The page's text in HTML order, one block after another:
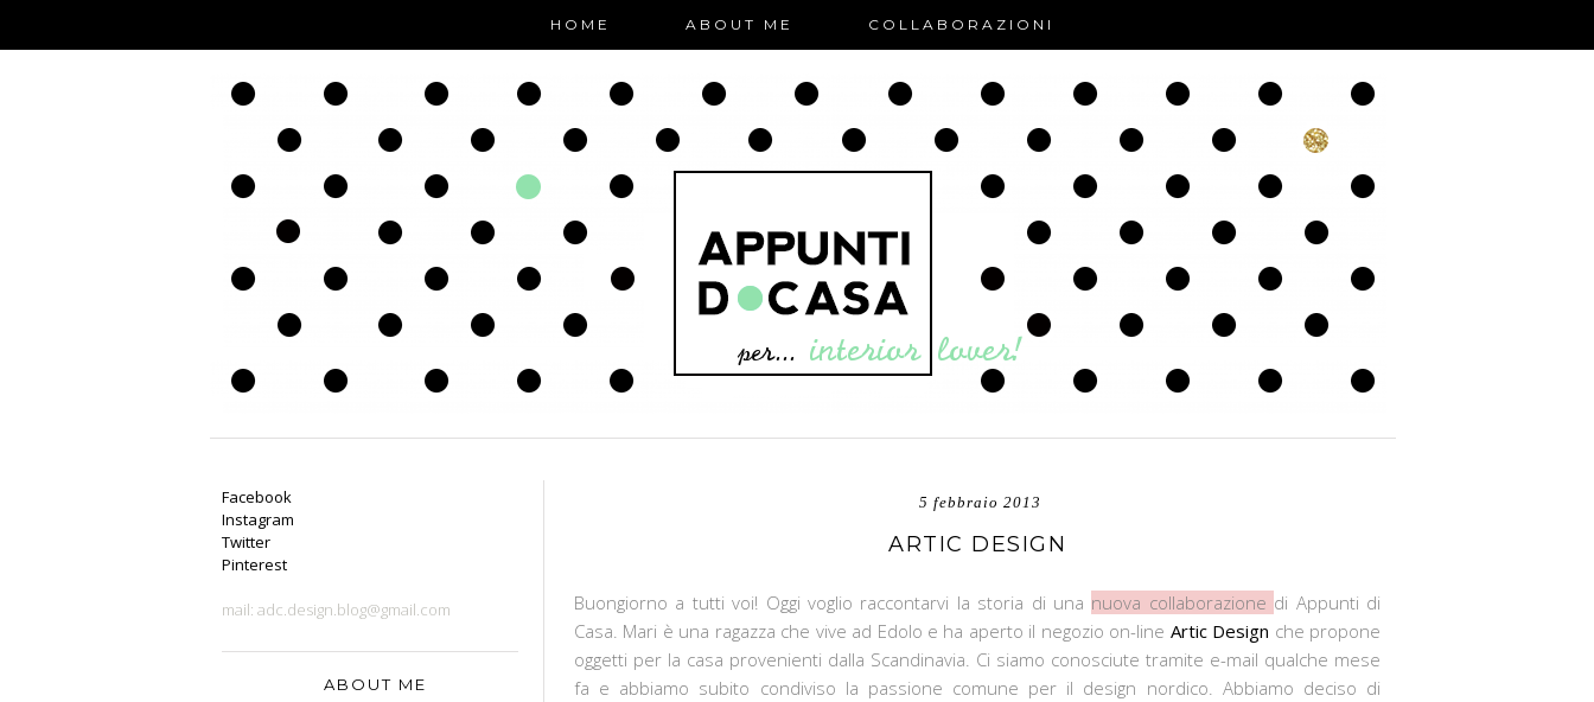
HOME ABOUT ME COLLABORAZIONI
5 febbraio 2013
ARTIC DESIGN
Buongiorno a tutti voi! Oggi voglio raccontarvi la storia di una nuova collaborazione di Appunti di
Casa. Mari è una ragazza che vive ad Edolo e ha aperto il negozio on-line Artic Design che propone
oggetti per la casa provenienti dalla Scandinavia. Ci siamo conosciute tramite e-mail qualche mese
fa e abbiamo subito condiviso la passione comune per il design nordico. Abbiamo deciso di
Facebook
Instagram
Twitter
Pinterest
mail: adc.design.blog@gmail.com
ABOUT ME